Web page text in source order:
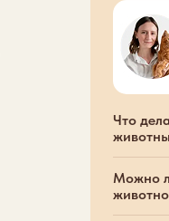
Что
Можно